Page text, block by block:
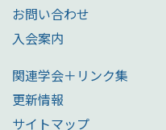
お問い合わせ
入会案内
関連学会＋リンク集
更新情報
サイトマップ